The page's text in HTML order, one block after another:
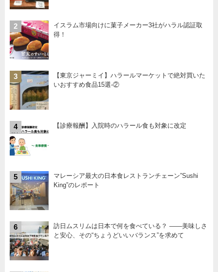
2
イスラム市場向けに菓子メーカー3社がハラル認証取
得！
3
【東京ジャーミイ】ハラールマーケットで絶対買いた
いおすすめ食品15選-②
4 【診療報酬】入院時のハラール食も対象に改定
5
マレーシア最大の日本食レストランチェーン”Sushi
King”のレポート
6
訪日ムスリムは日本で何を食べている？ ――美味しさ
と安心、その“ちょうどいいバランス”を求めて